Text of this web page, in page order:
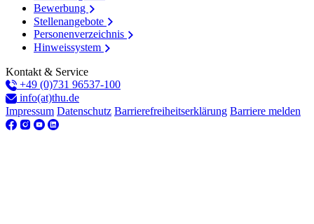
Bewerbung
Stellenangebote
Personenverzeichnis
Hinweissystem
Kontakt & Service
+49 (0)731 96537-100
info(at)thu.de
Impressum Datenschutz Barrierefreiheitserklärung Barriere melden